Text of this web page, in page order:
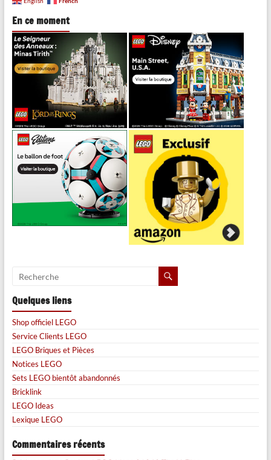
En ce moment
Quelques liens
Shop officiel LEGO
Service Clients LEGO
LEGO Briques et Pièces
Notices LEGO
Sets LEGO bientôt abandonnés
Bricklink
LEGO Ideas
Lexique LEGO
Commentaires récents